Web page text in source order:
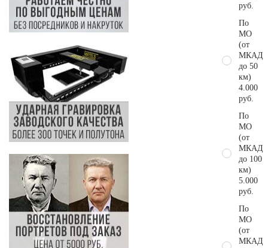
руб.
По
МО
(от
МКАД
до 50
км)
4.000
руб.
По
МО
(от
МКАД
до 100
км)
5.000
руб.
По
МО
(от
МКАД